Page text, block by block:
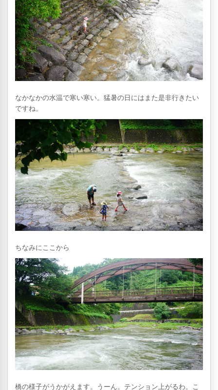
なかなかの水温で寒い寒い。猛暑の日にはまた是非行きたい
ですね。
ちなみにここから
橋の様子がうかがえます。うーん。テンション上がるわ。こ